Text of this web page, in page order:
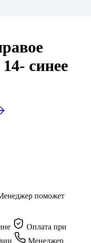
синее
поможет
Оплата при
Менеджер